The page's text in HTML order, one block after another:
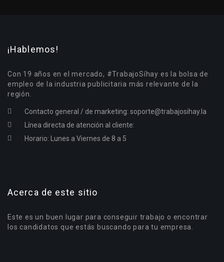
¡Hablemos!
Con 19 años en el mercado, #TrabajoSíhay es la bolsa de
empleo de la industria publicitaria más relevante de la
región.
Contacto general / de marketing: soporte@trabajosihay.la
Línea directa de atención al cliente:
Horario: Lunes a Viernes de 8 a 5
Acerca de este sitio
Este es un buen lugar para conseguir trabajo o encontrar
los candidatos que estás buscando para tu empresa.